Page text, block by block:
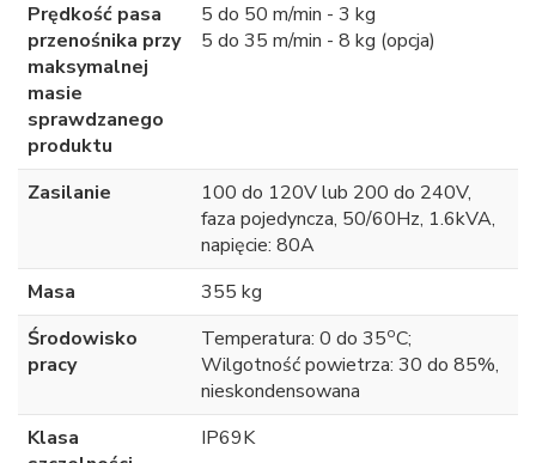
Prędkość pasa
przenośnika przy
maksymalnej
masie
sprawdzanego
produktu
5 do 50 m/min - 3 kg
5 do 35 m/min - 8 kg (opcja)
Zasilanie
100 do 120V lub 200 do 240V,
faza pojedyncza, 50/60Hz, 1.6kVA,
napięcie: 80A
Masa
355 kg
Środowisko
pracy
Temperatura: 0 do 35oC;
Wilgotność powietrza: 30 do 85%,
nieskondensowana
Klasa
IP69K